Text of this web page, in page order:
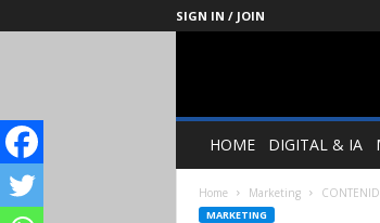
SIGN IN / JOIN
Management
SocietyHOME DIGITAL & IA
Home Marketing
MARKETING